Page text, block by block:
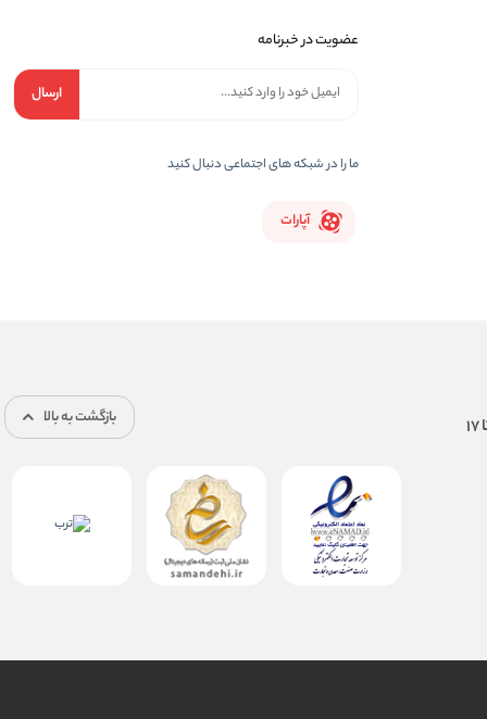
عضویت در خبرنامه
ارسال
ما را در شبکه های اجتماعی دنبال کنید
آپارات
بازگشت به بالا